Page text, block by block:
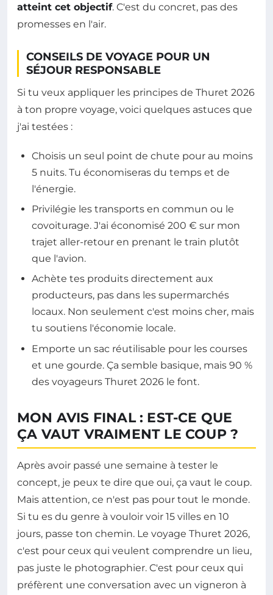
atteint cet objectif. C'est du concret, pas des
promesses en l'air.
CONSEILS DE VOYAGE POUR UN
SÉJOUR RESPONSABLE
Si tu veux appliquer les principes de Thuret 2026
à ton propre voyage, voici quelques astuces que
j'ai testées :
Choisis un seul point de chute pour au moins
5 nuits. Tu économiseras du temps et de
l'énergie.
Privilégie les transports en commun ou le
covoiturage. J'ai économisé 200 € sur mon
trajet aller-retour en prenant le train plutôt
que l'avion.
Achète tes produits directement aux
producteurs, pas dans les supermarchés
locaux. Non seulement c'est moins cher, mais
tu soutiens l'économie locale.
Emporte un sac réutilisable pour les courses
et une gourde. Ça semble basique, mais 90 %
des voyageurs Thuret 2026 le font.
MON AVIS FINAL : EST-CE QUE
ÇA VAUT VRAIMENT LE COUP ?
Après avoir passé une semaine à tester le
concept, je peux te dire que oui, ça vaut le coup.
Mais attention, ce n'est pas pour tout le monde.
Si tu es du genre à vouloir voir 15 villes en 10
jours, passe ton chemin. Le voyage Thuret 2026,
c'est pour ceux qui veulent comprendre un lieu,
pas juste le photographier. C'est pour ceux qui
préfèrent une conversation avec un vigneron à